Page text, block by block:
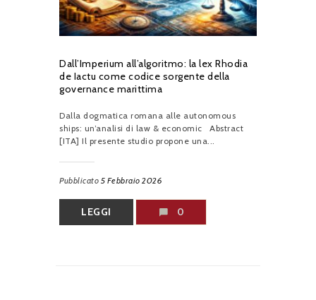
Dall’Imperium all’algoritmo: la lex Rhodia
de Iactu come codice sorgente della
governance marittima
Dalla dogmatica romana alle autonomous
ships: un’analisi di law & economic Abstract
[ITA] Il presente studio propone una...
Pubblicato 5 Febbraio 2026
LEGGI 0